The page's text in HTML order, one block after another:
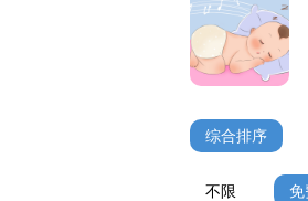
综合排序
不限 免